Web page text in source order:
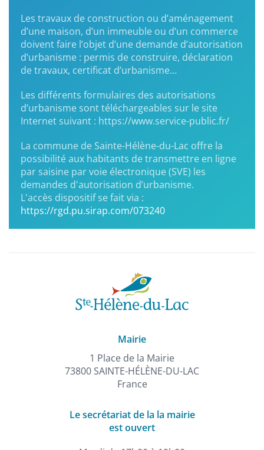
Les travaux de construction ou d’aménagement
d’une maison, d’un immeuble ou d’un commerce
doivent faire l’objet d’une demande d’autorisation
d’urbanisme : permis de construire, déclaration
de travaux, certificat d’urbanisme…
Les différents formulaires des autorisations
d’urbanisme sont téléchargeables sur le site
Internet suivant : https://www.service-public.fr/
La commune de Sainte-Hélène-du-Lac offre la
possibilité aux habitants de transmettre en ligne
par saisine par voie électronique (SVE) les
demandes d'autorisation d’urbanisme.
L'accès dispositif se fait via :
https://rgd.pu.sirap.com/073240
Mairie
1 Place de la Mairie
73800 SAINTE-HÉLÈNE-DU-LAC
France
Le secrétariat de la la mairie
est ouvert